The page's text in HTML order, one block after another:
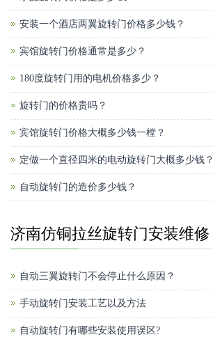
安装一个酒店两翼旋转门价格多少钱？
宾馆旋转门价格通常是多少？
180度旋转门用的电机价格多少？
旋转门的价格贵吗？
宾馆旋转门价格大概多少钱一樘？
定做一个直径四米的电动旋转门大概多少钱？
自动旋转门的造价多少钱？
济南仿铜拉丝旋转门安装维修
自动三翼旋转门不会停止什么原因？
手动旋转门安装工艺以及方法
自动旋转门有哪些安装使用误区?